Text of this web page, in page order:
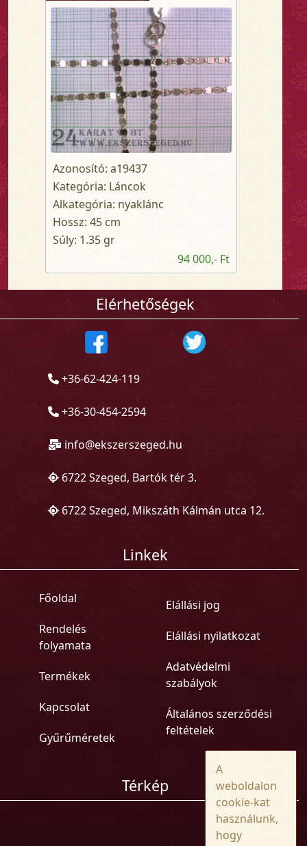
Azonosító: a19437
Kategória: Láncok
Alkategória: nyaklánc
Hossz: 45 cm
Súly: 1.35 gr
94 000,- Ft
Elérhetőségek
+36-62-424-119
+36-30-454-2594
info@ekszerszeged.hu
6722 Szeged, Bartók tér 3.
6722 Szeged, Mikszáth Kálmán utca 12.
Linkek
Főoldal
Rendelés
folyamata
Termékek
Kapcsolat
Gyűrűméretek
Elállási jog
Elállási nyilatkozat
Adatvédelmi
szabályok
Általános szerződési
feltételek
Térkép
A
weboldalon
cookie-kat
használunk,
hogy